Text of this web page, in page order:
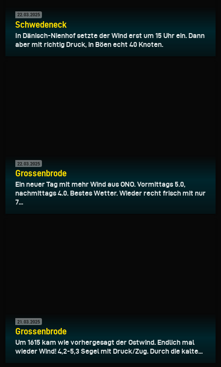
22.03.2025
Schwedeneck
In Dänisch-Nienhof setzte der Wind erst um 15 Uhr ein. Dann
aber mit richtig Druck, in Böen echt 40 Knoten.
22.03.2025
Grossenbrode
Ein neuer Tag mit mehr Wind aus ONO. Vormittags 5.0,
nachmittags 4.0. Bestes Wetter. Wieder recht frisch mit nur
7...
21.03.2025
Grossenbrode
Um 1615 kam wie vorhergesagt der Ostwind. Endlich mal
wieder Wind! 4,2-5,3 Segel mit Druck/Zug. Durch die kalte...